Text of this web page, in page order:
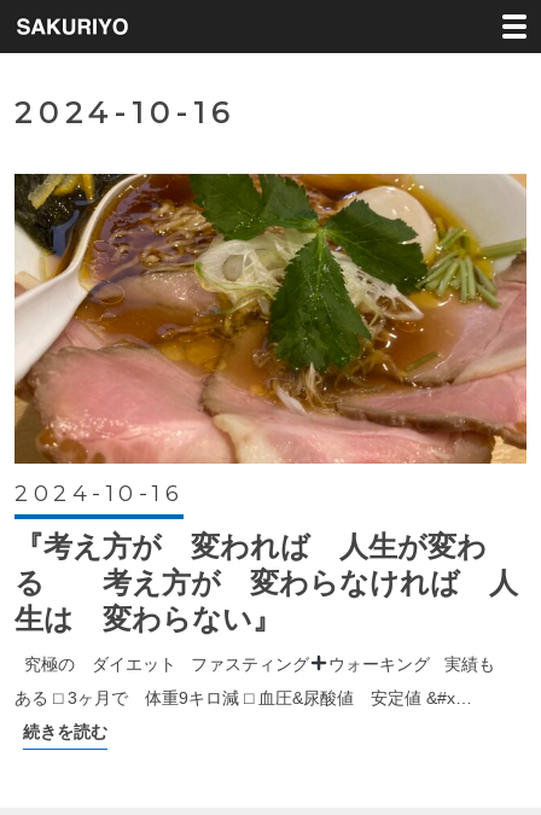
2024-10-16
2024-10-16
『考え方が 変われば 人生が変わ
る 考え方が 変わらなければ 人
生は 変わらない』
究極の ダイエット ファスティング
ウォーキング 実績も
ある ⬜︎ 3ヶ月で 体重9キロ減 ⬜︎ 血圧&尿酸値 安定値 &#x…
続きを読む